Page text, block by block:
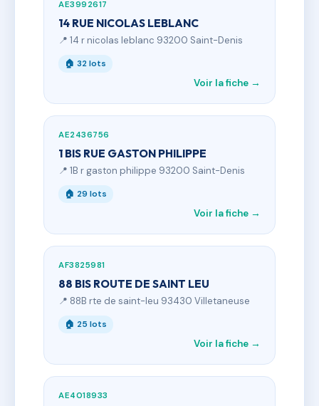
AE3992617
14 RUE NICOLAS LEBLANC
📍 14 r nicolas leblanc 93200 Saint-Denis
🏠 32 lots
Voir la fiche →
AE2436756
1 BIS RUE GASTON PHILIPPE
📍 1B r gaston philippe 93200 Saint-Denis
🏠 29 lots
Voir la fiche →
AF3825981
88 BIS ROUTE DE SAINT LEU
📍 88B rte de saint-leu 93430 Villetaneuse
🏠 25 lots
Voir la fiche →
AE4018933